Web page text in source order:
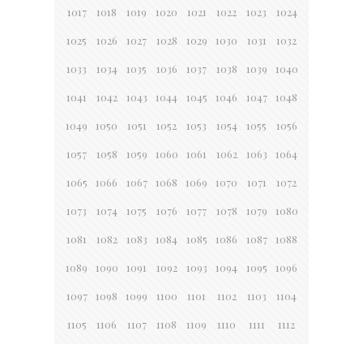
1017 1018 1019 1020 1021 1022 1023 1024
1025 1026 1027 1028 1029 1030 1031 1032
1033 1034 1035 1036 1037 1038 1039 1040
1041 1042 1043 1044 1045 1046 1047 1048
1049 1050 1051 1052 1053 1054 1055 1056
1057 1058 1059 1060 1061 1062 1063 1064
1065 1066 1067 1068 1069 1070 1071 1072
1073 1074 1075 1076 1077 1078 1079 1080
1081 1082 1083 1084 1085 1086 1087 1088
1089 1090 1091 1092 1093 1094 1095 1096
1097 1098 1099 1100 1101 1102 1103 1104
1105 1106 1107 1108 1109 1110 1111 1112